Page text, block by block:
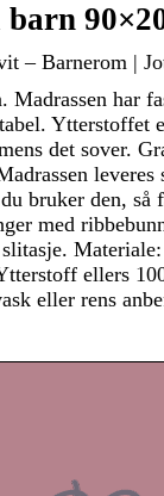
– Barnerom |
har
Ytterstoffet
det sover.
leveres
bruker den, så
med
ellers
eller rens